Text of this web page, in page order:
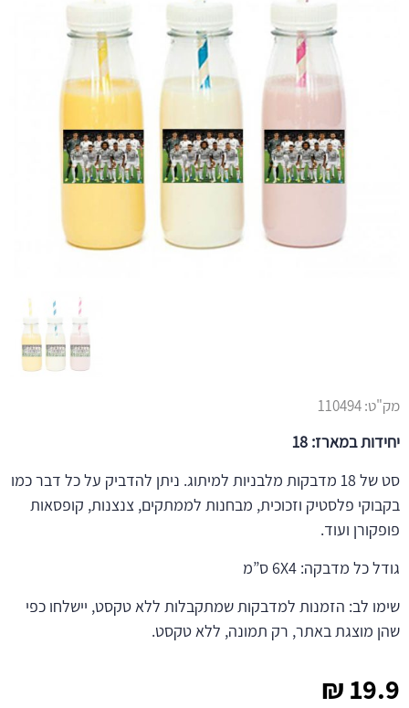
19.9
₪
מק"ט:110494
יחידות במארז: 18
סט של 18 מדבקות מלבניות למיתוג. ניתן להדביק על כל דבר כמו
בקבוקי פלסטיק וזכוכית, מבחנות לממתקים, צנצנות, קופסאות
פופקורן ועוד.
גודל כל מדבקה: 6X4 ס”מ
שימו לב: הזמנות למדבקות שמתקבלות ללא טקסט, יישלחו כפי
שהן מוצגת באתר, רק תמונה, ללא טקסט.